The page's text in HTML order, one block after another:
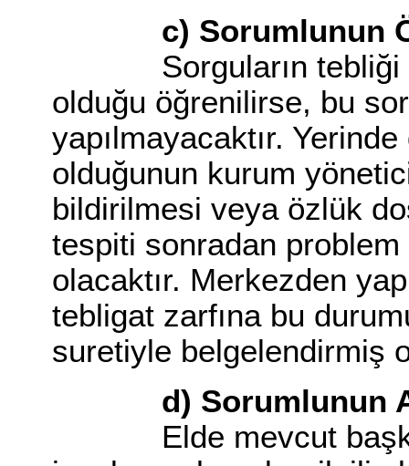
c) Sorumlunun
Sorguların tebliği
olduğu öğrenilirse, bu
yapılmayacaktır.
olduğunun kurum
bildirilmesi veya özlük
tespiti sonradan problem
olacaktır. Merkezden
tebligat zarfına bu
suretiyle belgelendirmiş
d) Sorumlunun
Elde mevcut başka